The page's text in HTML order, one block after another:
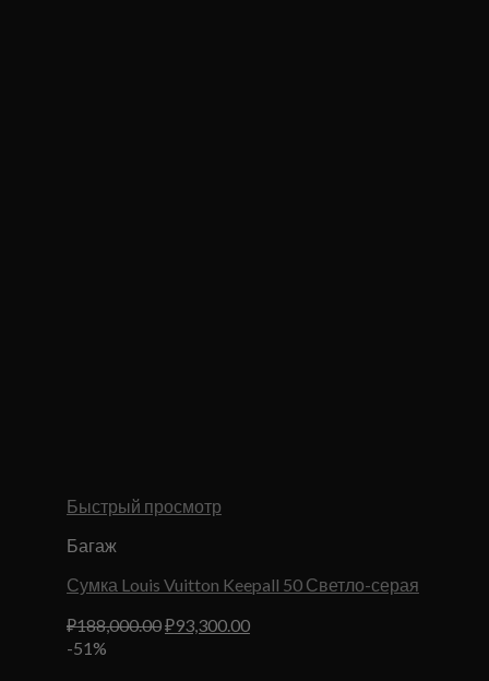
Быстрый просмотр
Багаж
Сумка Louis Vuitton Keepall 50 Светло-серая
₽188,000.00Первоначальная
₽93,300.00Текущая
-51%